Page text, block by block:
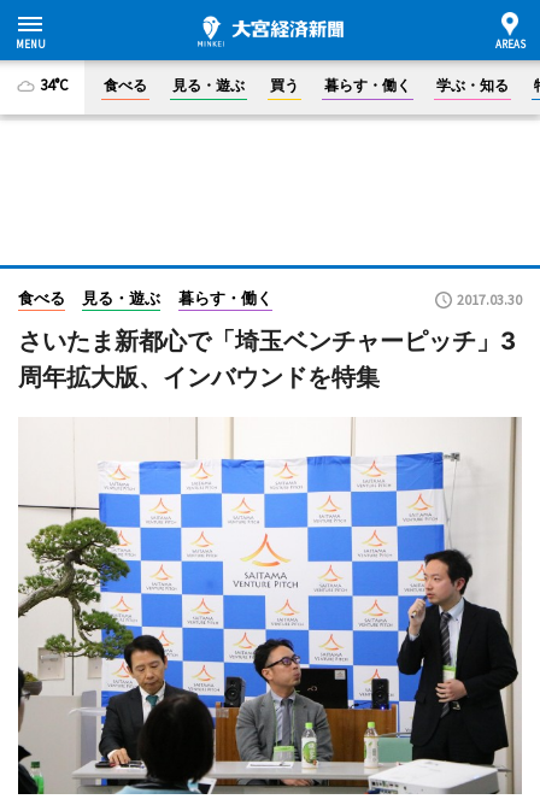
34°C 食べる 見る・遊ぶ 買う 暮らす・働く 学ぶ・知る
食べる 見る・遊ぶ 暮らす・働く 2017.03.30
さいたま新都心で「埼玉ベンチャーピッチ」3
周年拡大版、インバウンドを特集